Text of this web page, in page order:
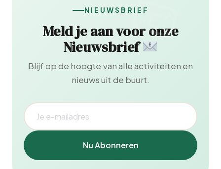
NIEUWSBRIEF
Meld je aan voor onze
Nieuwsbrief
Blijf op de hoogte van alle activiteiten en
nieuws uit de buurt.
Nu Abonneren